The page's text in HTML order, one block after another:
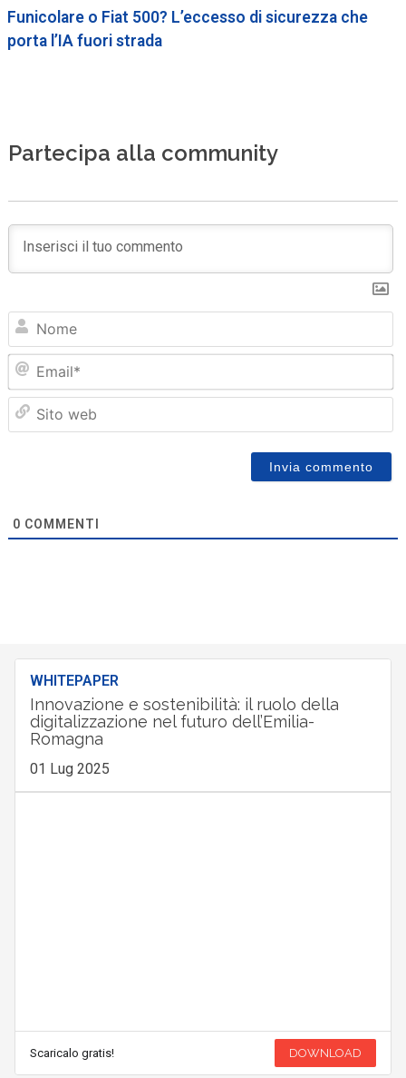
Funicolare o Fiat 500? L’eccesso di sicurezza che
porta l’IA fuori strada
Partecipa alla community
0 COMMENTI
WHITEPAPER
Innovazione e sostenibilità: il ruolo della
digitalizzazione nel futuro dell’Emilia-
Romagna
01 Lug 2025
Scaricalo gratis! DOWNLOAD